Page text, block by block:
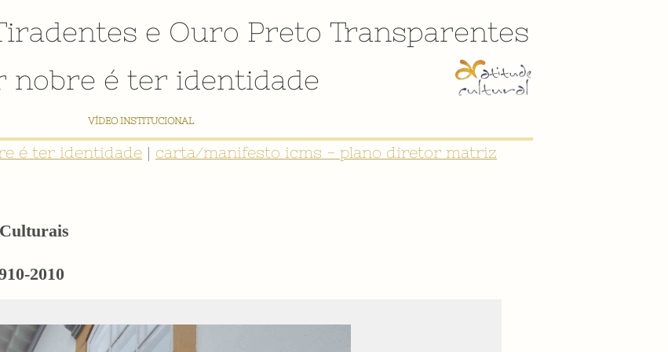
e Ouro Preto Transparentes
nobre é ter identidade
VÍDEO INSTITUCIONAL
é ter identidade | carta/manifesto icms - plano diretor matriz
2010